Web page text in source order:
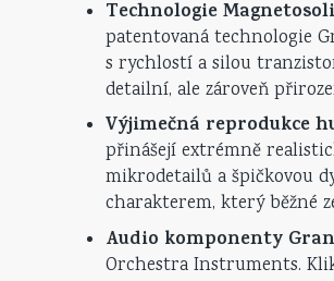
Technologie
patentovaná technologie
s rychlostí a silou
detailní, ale zároveň
Výjimečná reprodukce
přinášejí extrémně
mikrodetailů a špičkovou
charakterem, který běžné
Audio komponenty
Orchestra Instruments.